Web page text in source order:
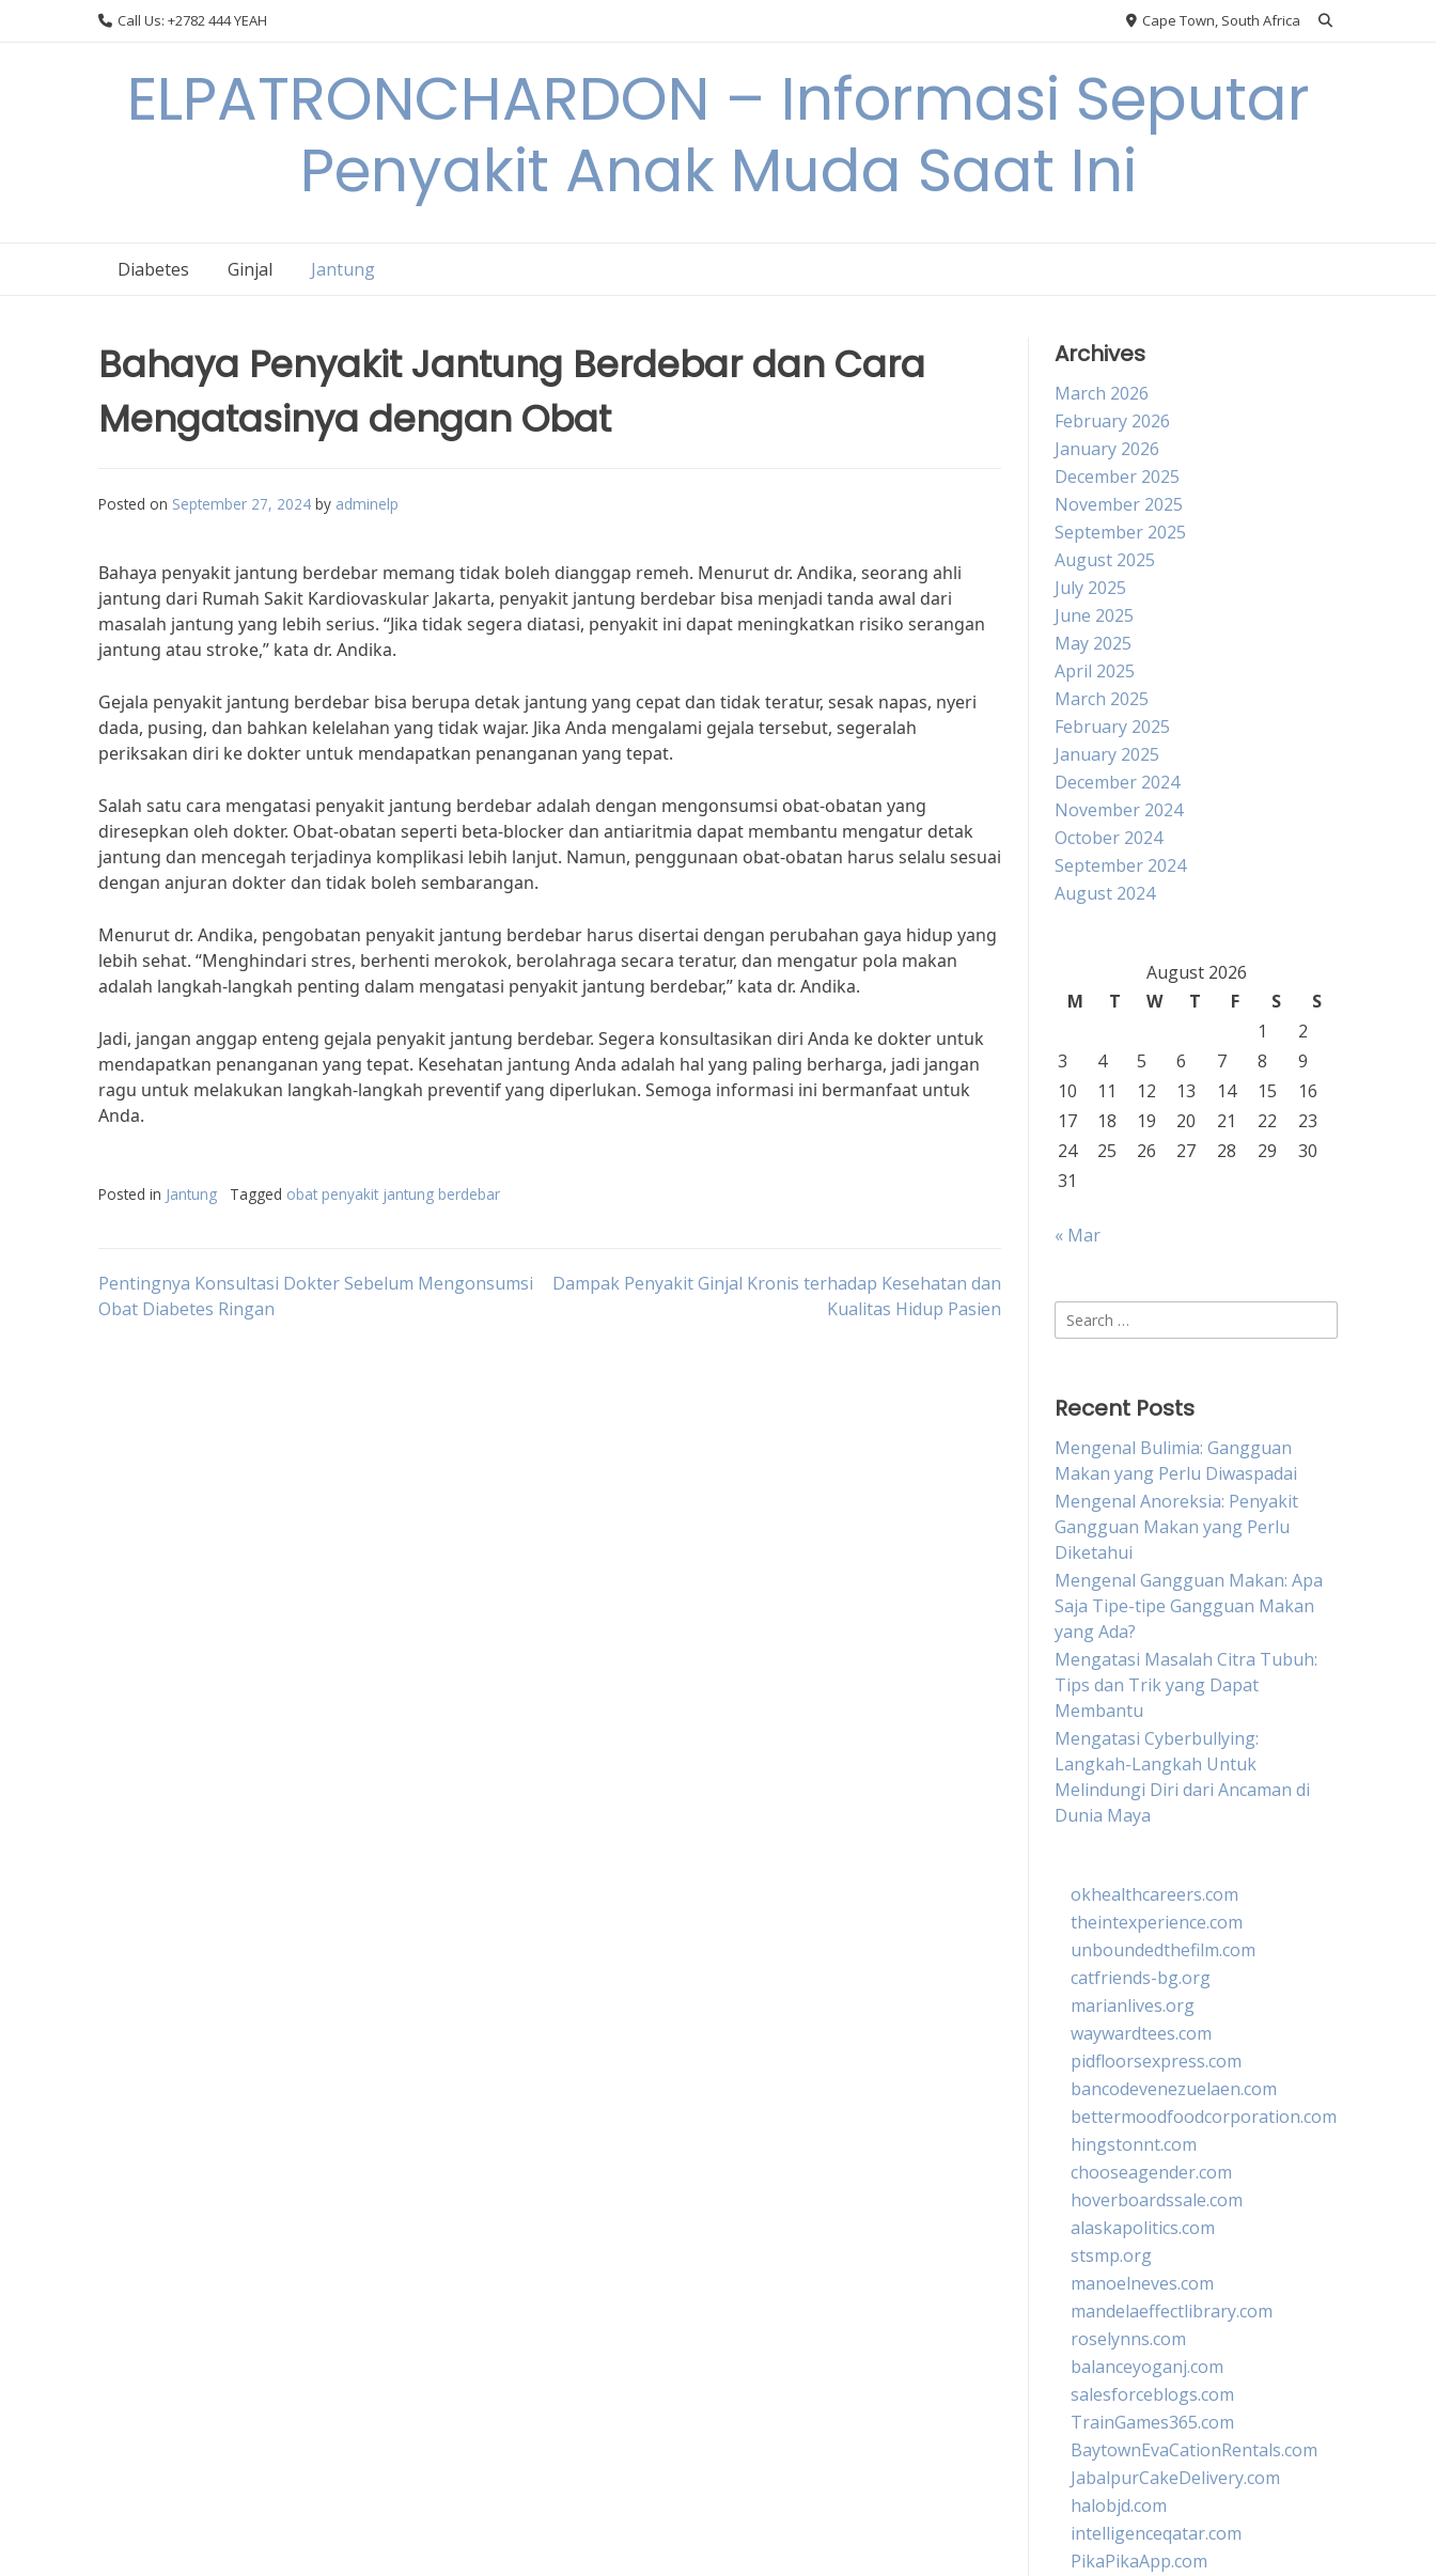
Call Us: +2782 444 YEAH Cape Town, South Africa
ELPATRONCHARDON – Informasi Seputar
Penyakit Anak Muda Saat Ini
Diabetes Ginjal Jantung
Bahaya Penyakit Jantung Berdebar dan Cara
Mengatasinya dengan Obat
Posted on September 27, 2024 by adminelp
Bahaya penyakit jantung berdebar memang tidak boleh dianggap remeh. Menurut dr. Andika, seorang ahli
jantung dari Rumah Sakit Kardiovaskular Jakarta, penyakit jantung berdebar bisa menjadi tanda awal dari
masalah jantung yang lebih serius. “Jika tidak segera diatasi, penyakit ini dapat meningkatkan risiko serangan
jantung atau stroke,” kata dr. Andika.
Gejala penyakit jantung berdebar bisa berupa detak jantung yang cepat dan tidak teratur, sesak napas, nyeri
dada, pusing, dan bahkan kelelahan yang tidak wajar. Jika Anda mengalami gejala tersebut, segeralah
periksakan diri ke dokter untuk mendapatkan penanganan yang tepat.
Salah satu cara mengatasi penyakit jantung berdebar adalah dengan mengonsumsi obat-obatan yang
diresepkan oleh dokter. Obat-obatan seperti beta-blocker dan antiaritmia dapat membantu mengatur detak
jantung dan mencegah terjadinya komplikasi lebih lanjut. Namun, penggunaan obat-obatan harus selalu sesuai
dengan anjuran dokter dan tidak boleh sembarangan.
Menurut dr. Andika, pengobatan penyakit jantung berdebar harus disertai dengan perubahan gaya hidup yang
lebih sehat. “Menghindari stres, berhenti merokok, berolahraga secara teratur, dan mengatur pola makan
adalah langkah-langkah penting dalam mengatasi penyakit jantung berdebar,” kata dr. Andika.
Jadi, jangan anggap enteng gejala penyakit jantung berdebar. Segera konsultasikan diri Anda ke dokter untuk
mendapatkan penanganan yang tepat. Kesehatan jantung Anda adalah hal yang paling berharga, jadi jangan
ragu untuk melakukan langkah-langkah preventif yang diperlukan. Semoga informasi ini bermanfaat untuk
Anda.
Posted in Jantung Tagged obat penyakit jantung berdebar
Post
Pentingnya Konsultasi Dokter Sebelum Mengonsumsi
Obat Diabetes Ringan
Dampak Penyakit Ginjal Kronis terhadap Kesehatan dan
Kualitas Hidup Pasien
Archives
March 2026
February 2026
January 2026
December 2025
November 2025
September 2025
August 2025
July 2025
June 2025
May 2025
April 2025
March 2025
February 2025
January 2025
December 2024
November 2024
October 2024
September 2024
August 2024
August 2026
M
T W T F S
S
1
2
3
4 5 6 7 8
9
10
11 12 13 14 15
16
17
18 19 20 21 22
23
24
25 26 27 28 29
30
31
« Mar
Search
for:
Recent Posts
Mengenal Bulimia: Gangguan
Makan yang Perlu Diwaspadai
Mengenal Anoreksia: Penyakit
Gangguan Makan yang Perlu
Diketahui
Mengenal Gangguan Makan: Apa
Saja Tipe-tipe Gangguan Makan
yang Ada?
Mengatasi Masalah Citra Tubuh:
Tips dan Trik yang Dapat
Membantu
Mengatasi Cyberbullying:
Langkah-Langkah Untuk
Melindungi Diri dari Ancaman di
Dunia Maya
okhealthcareers.com
theintexperience.com
unboundedthefilm.com
catfriends-bg.org
marianlives.org
waywardtees.com
pidfloorsexpress.com
bancodevenezuelaen.com
bettermoodfoodcorporation.com
hingstonnt.com
chooseagender.com
hoverboardssale.com
alaskapolitics.com
stsmp.org
manoelneves.com
mandelaeffectlibrary.com
roselynns.com
balanceyoganj.com
salesforceblogs.com
TrainGames365.com
BaytownEvaCationRentals.com
JabalpurCakeDelivery.com
halobjd.com
intelligenceqatar.com
PikaPikaApp.com